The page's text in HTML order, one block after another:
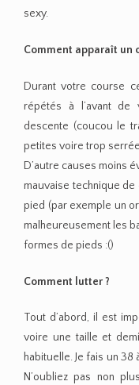
sexy.
Comment apparaît un
Durant votre course
répétés à l’avant
descente (coucou le
petites voire trop
D’autre causes moins
mauvaise technique
pied (par exemple un
malheureusement les
formes de pieds :()
Comment lutter ?
Tout d’abord, il est
voire une taille et
habituelle. Je fais un
N’oubliez pas non